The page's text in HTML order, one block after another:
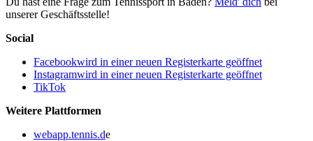
unserer Geschäftsstelle!
Social
Facebookwird in einer neuen Registerkarte geöffnet
Instagramwird in einer neuen Registerkarte geöffnet
TikTok
Weitere Plattformen
webapp.tennis.de